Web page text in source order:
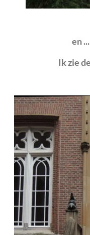
en
Ik zie